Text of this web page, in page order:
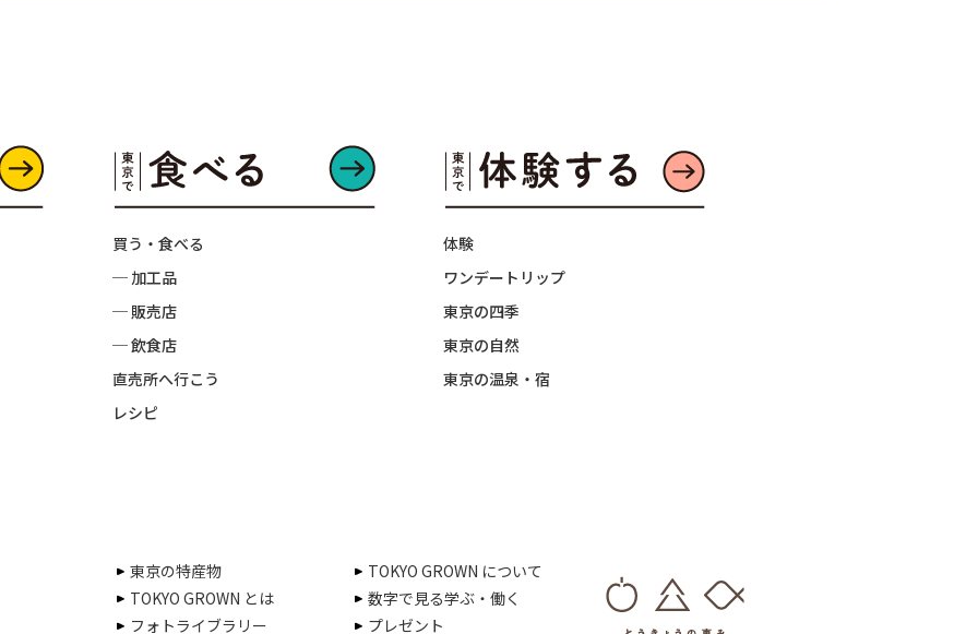
買う・食べる
─ 加工品
─ 販売店
─ 飲食店
直売所へ行こう
レシピ
体験
ワンデートリップ
東京の四季
東京の自然
東京の温泉・宿
東京の特産物
TOKYO GROWN について
TOKYO GROWN とは
数字で見る学ぶ・働く
フォトライブラリー
プレゼント